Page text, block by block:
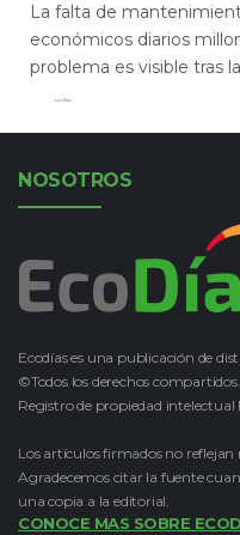
La falta de
económicos diarios
problema es visible tras
Leer Más
NOSOTROS
Ecodías es una publicación de
©Todos los derechos compartidos.
Registro de propiedad intelectual
Los artículos firmados no
Agradecemos citar la fuente
una copia a la editorial.
CONOCE MAS SOBRE